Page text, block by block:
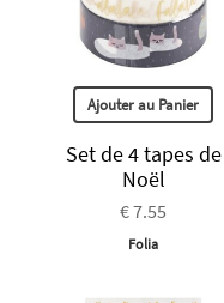
Ajouter au Panier
Set de 4 tapes de
Noël
€ 7.55
Folia